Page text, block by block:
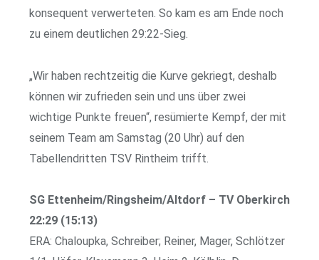
konsequent verwerteten. So kam es am Ende noch
zu einem deutlichen 29:22-Sieg.
„Wir haben rechtzeitig die Kurve gekriegt, deshalb
können wir zufrieden sein und uns über zwei
wichtige Punkte freuen“, resümierte Kempf, der mit
seinem Team am Samstag (20 Uhr) auf den
Tabellendritten TSV Rintheim trifft.
SG Ettenheim/Ringsheim/Altdorf – TV Oberkirch
22:29 (15:13)
ERA: Chaloupka, Schreiber; Reiner, Mager, Schlötzer